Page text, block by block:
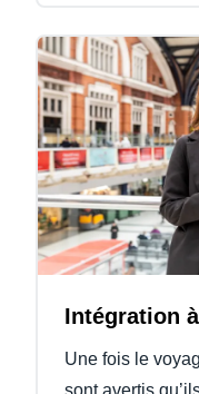
Intégration
Une fois le
sont avertis